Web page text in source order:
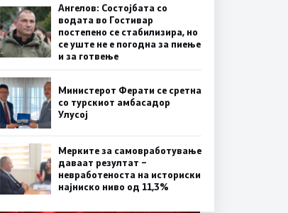
Ангелов: Состојбата со
водата во Гостивар
постепено се стабилизира, но
се уште не е погодна за пиење
и за готвење
Министерот Ферати се сретна
со турскиот амбасадор
Улусој
Мерките за самовработување
даваат резултат –
невработеноста на историски
најниско ниво од 11,3%